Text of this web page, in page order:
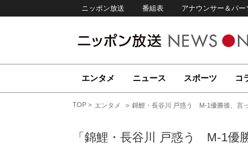
ニッポン放送 番組表 アナウンサー＆パー
エンタメ ニュース スポーツ コ
TOP エンタメ 錦鯉・長谷川 戸惑う M-1優勝後、言
「錦鯉・長谷川 戸惑う M-1優